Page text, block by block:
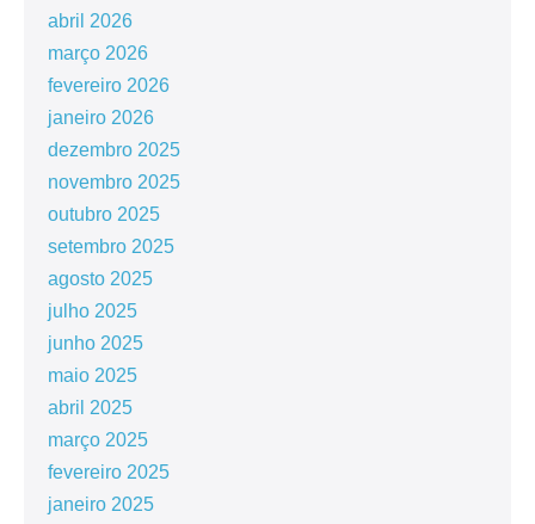
abril 2026
março 2026
fevereiro 2026
janeiro 2026
dezembro 2025
novembro 2025
outubro 2025
setembro 2025
agosto 2025
julho 2025
junho 2025
maio 2025
abril 2025
março 2025
fevereiro 2025
janeiro 2025